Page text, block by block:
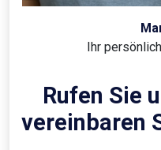
Ihr
Rufen Sie
vereinbaren